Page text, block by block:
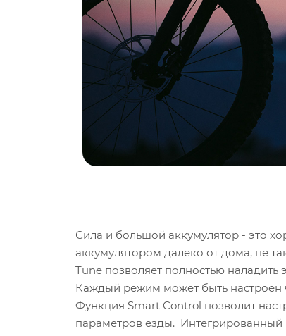
Сила и большой аккумулятор - это
аккумулятором далеко от дома, не
Tune позволяет полностью
Каждый режим может быть настроен
Функция Smart Control позволит
параметров езды. Интегрированный